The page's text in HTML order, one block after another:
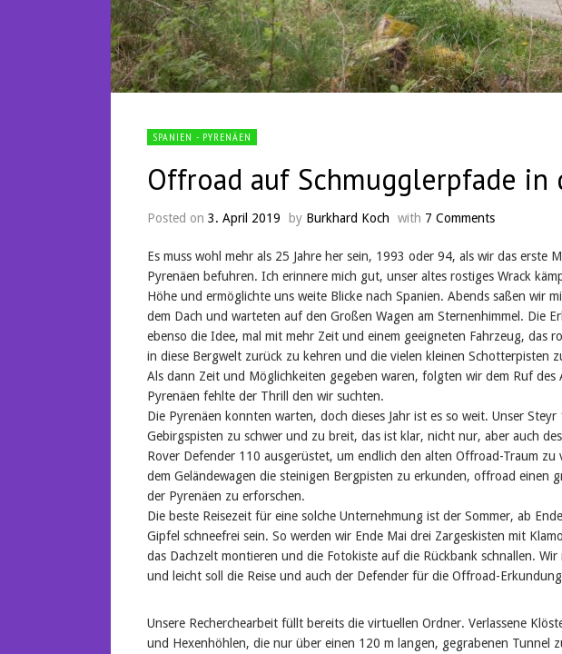
SPANIEN - PYRENÄEN
Offroad auf Schmugglerpfade in
Posted on 3. April 2019 by Burkhard Koch with 7 Comments
Es muss wohl mehr als 25 Jahre her sein, 1993 oder 94, als wir das erste
Pyrenäen befuhren. Ich erinnere mich gut, unser altes rostiges Wrack
Höhe und ermöglichte uns weite Blicke nach Spanien. Abends saßen wir
dem Dach und warteten auf den Großen Wagen am Sternenhimmel. Die
ebenso die Idee, mal mit mehr Zeit und einem geeigneten Fahrzeug, das
in diese Bergwelt zurück zu kehren und die vielen kleinen Schotterpisten
Als dann Zeit und Möglichkeiten gegeben waren, folgten wir dem Ruf des
Pyrenäen fehlte der Thrill den wir suchten.
Die Pyrenäen konnten warten, doch dieses Jahr ist es so weit. Unser
Gebirgspisten zu schwer und zu breit, das ist klar, nicht nur, aber auch
Rover Defender 110 ausgerüstet, um endlich den alten Offroad-Traum
dem Geländewagen die steinigen Bergpisten zu erkunden, offroad einen
der Pyrenäen zu erforschen.
Die beste Reisezeit für eine solche Unternehmung ist der Sommer, ab
Gipfel schneefrei sein. So werden wir Ende Mai drei Zargeskisten mit
das Dachzelt montieren und die Fotokiste auf die Rückbank schnallen.
und leicht soll die Reise und auch der Defender für die Offroad-
Unsere Recherchearbeit füllt bereits die virtuellen Ordner. Verlassene
und Hexenhöhlen, die nur über einen 120 m langen, gegrabenen Tunnel